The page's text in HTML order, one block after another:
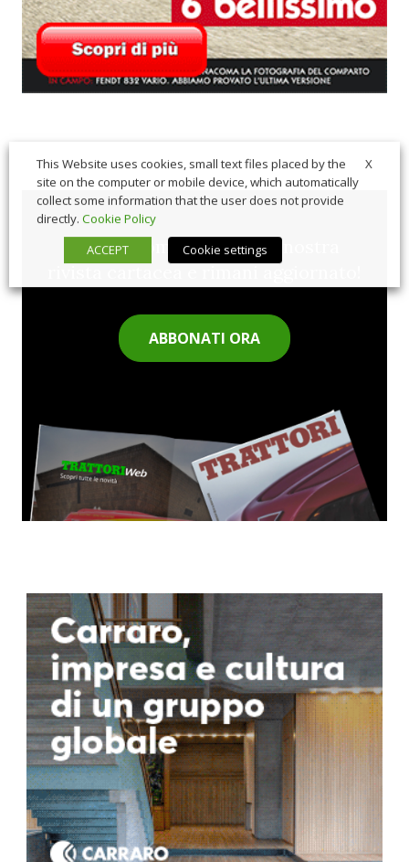
Sfoglia comodamente la nostra
rivista cartacea e rimani aggiornato!
ABBONATI ORA
X
This Website uses cookies, small text files placed by the
site on the computer or mobile device, which automatically
collect some information that the user does not provide
directly. Cookie Policy
ACCEPT
Cookie settings